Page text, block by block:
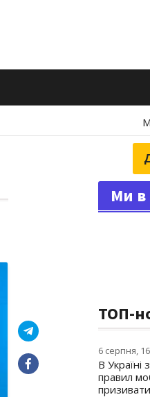
Ми в
ТОП-
6 серпня,
В Україні
правил